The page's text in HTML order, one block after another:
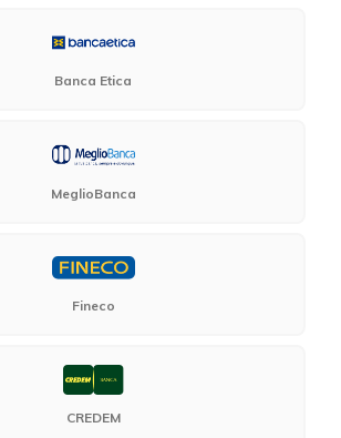
Banca Etica
MeglioBanca
Fineco
CREDEM